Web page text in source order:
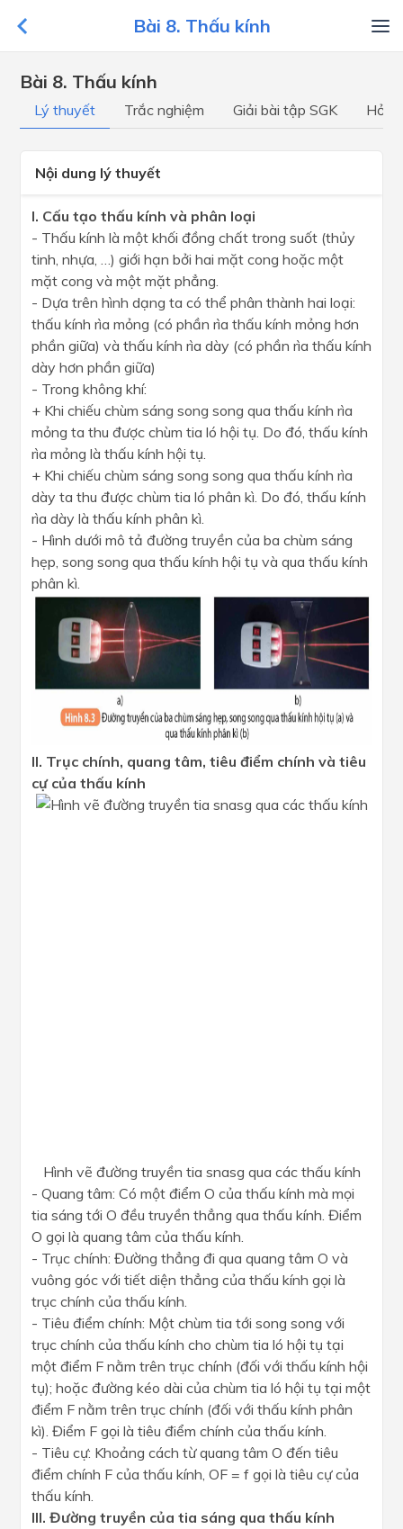
Bài 8. Thấu kính
Bài 8. Thấu kính
Lý thuyết Trắc nghiệm Giải bài tập SGK Hỏi
Nội dung lý thuyết
I. Cấu tạo thấu kính và phân loại
- Thấu kính là một khối đồng chất trong suốt (thủy
tinh, nhựa, …) giới hạn bởi hai mặt cong hoặc một
mặt cong và một mặt phẳng.
- Dựa trên hình dạng ta có thể phân thành hai loại:
thấu kính rìa mỏng (có phần rìa thấu kính mỏng hơn
phần giữa) và thấu kính rìa dày (có phần rìa thấu kính
dày hơn phần giữa)
- Trong không khí:
+ Khi chiếu chùm sáng song song qua thấu kính rìa
mỏng ta thu được chùm tia ló hội tụ. Do đó, thấu kính
rìa mỏng là thấu kính hội tụ.
+ Khi chiếu chùm sáng song song qua thấu kính rìa
dày ta thu được chùm tia ló phân kì. Do đó, thấu kính
rìa dày là thấu kính phân kì.
- Hình dưới mô tả đường truyền của ba chùm sáng
hẹp, song song qua thấu kính hội tụ và qua thấu kính
phân kì.
II. Trục chính, quang tâm, tiêu điểm chính và tiêu
cự của thấu kính
Hình vẽ đường truyền tia snasg qua các thấu kính
- Quang tâm: Có một điểm O của thấu kính mà mọi
tia sáng tới O đều truyền thẳng qua thấu kính. Điểm
O gọi là quang tâm của thấu kính.
- Trục chính: Đường thẳng đi qua quang tâm O và
vuông góc với tiết diện thẳng của thấu kính gọi là
trục chính của thấu kính.
- Tiêu điểm chính: Một chùm tia tới song song với
trục chính của thấu kính cho chùm tia ló hội tụ tại
một điểm F nằm trên trục chính (đối với thấu kính hội
tụ); hoặc đường kéo dài của chùm tia ló hội tụ tại một
điểm F nằm trên trục chính (đối với thấu kính phân
kì). Điểm F gọi là tiêu điểm chính của thấu kính.
- Tiêu cự: Khoảng cách từ quang tâm O đến tiêu
điểm chính F của thấu kính, OF = f gọi là tiêu cự của
thấu kính.
III. Đường truyền của tia sáng qua thấu kính